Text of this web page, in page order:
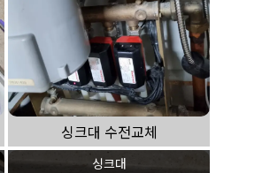
싱크대 수전교체
싱크대